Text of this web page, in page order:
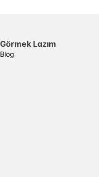
Görmek Lazım
Blog